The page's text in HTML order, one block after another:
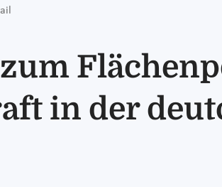
in der